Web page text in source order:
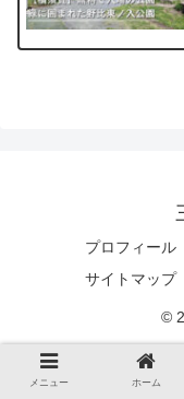
プロフィール
サイトマップ
©
メニュー ホーム